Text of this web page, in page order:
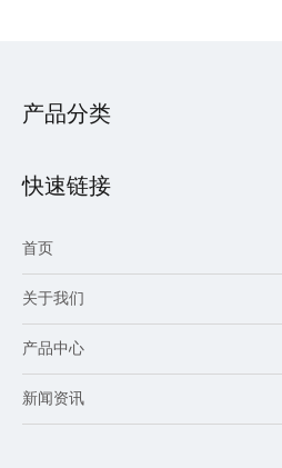
产品分类
快速链接
首页
关于我们
产品中心
新闻资讯